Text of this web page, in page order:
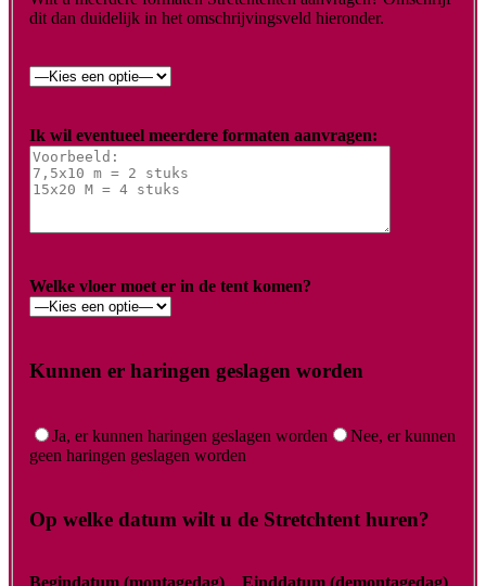
dit dan duidelijk in het omschrijvingsveld hieronder.
Ik wil eventueel meerdere formaten aanvragen:
Welke vloer moet er in de tent komen?
Kunnen er haringen geslagen worden
Ja, er kunnen haringen geslagen worden
Nee, er kunnen
geen haringen geslagen worden
Op welke datum wilt u de Stretchtent huren?